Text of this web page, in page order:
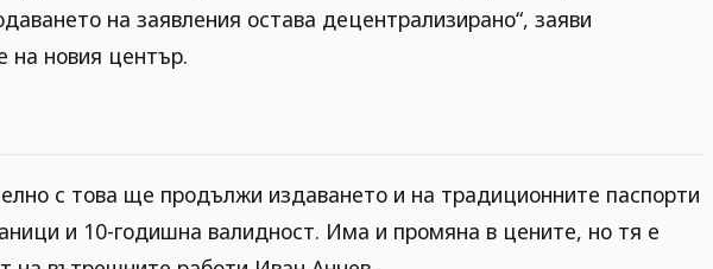
на заявления остава децентрализирано“, заяви
на новия център.
с това ще продължи издаването и на традиционните паспорти
и 10-годишна валидност. Има и промяна в цените, но тя е